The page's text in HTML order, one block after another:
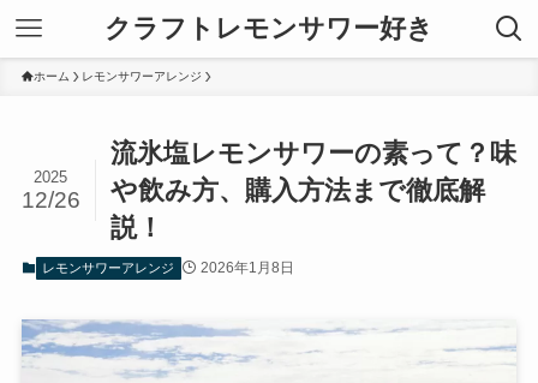
クラフトレモンサワー好き
ホーム レモンサワーアレンジ
流氷塩レモンサワーの素って？味
や飲み方、購入方法まで徹底解
説！
2025
12/26
レモンサワーアレンジ 2026年1月8日